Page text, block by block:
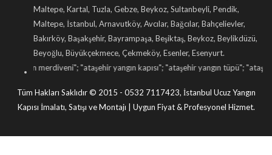
Maltepe, Kartal, Tuzla, Gebze, Beykoz, Sultanbeyli, Pendik,
Maltepe, İstanbul, Arnavutköy, Avcılar, Bağcılar, Bahçelievler,
Bakırköy, Başakşehir, Bayrampaşa, Beşiktaş, Beykoz, Beylikdüzü,
Beyoğlu, Büyükçekmece, Çekmeköy, Esenler, Esenyurt.
merdiveni"; "ataşehir yangın kapısı"; "ataşehir yangın tüpü"; "ataşehir
Tüm Hakları Saklıdır © 2015 - 0532 7117423, İstanbul Ucuz Yangın
Kapısı İmalatı, Satışı ve Montajı | Uygun Fiyat & Profesyonel Hizmet.